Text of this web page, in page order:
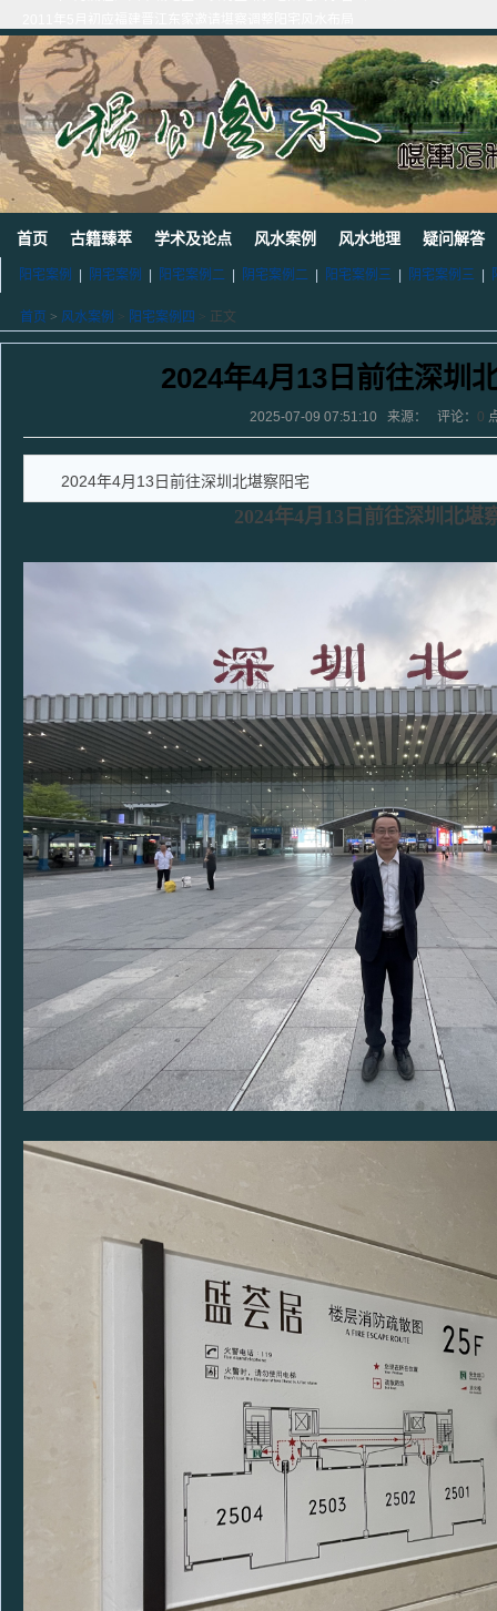
2011年5月底应广西玉林地区东家邀请断验堪察阳宅风水
2011年应广西巴马东家邀请堪察断验阳宅风水吉凶
《葬 书》注 解
广西南宁地区一葬地水聚天心
广西巴马一龙穴形局
杨公风水--山形之贵人拱手
2010年9月在广西容县为李喜中的亲戚找到的龙穴图
2023年3月18日广东电白地区一眼相中“猛虎下山”形
2011年4月底在江西丰城地区一农村里断验老阳宅风水吉凶（二）
首页 古籍臻萃 学术及论点 风水案例 风水地理 疑问解答
阳宅案例 阴宅案例 阳宅案例二 阴宅案例二 阳宅案例三 阴宅案例三
首页 > 风水案例 > 阳宅案例四 > 正文
2024年4月13日前往深圳
2025-07-09 07:51:10 来源： 评论： 0
2024年4月13日前往深圳北堪察阳宅
2024年4月13日前往深圳北堪